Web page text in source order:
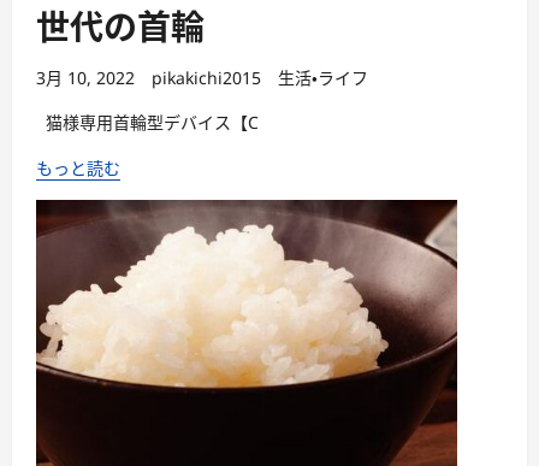
世代の首輪
3月 10, 2022 pikakichi2015
生活・ライフ
猫様専用首輪型デバイス【C
もっと読む